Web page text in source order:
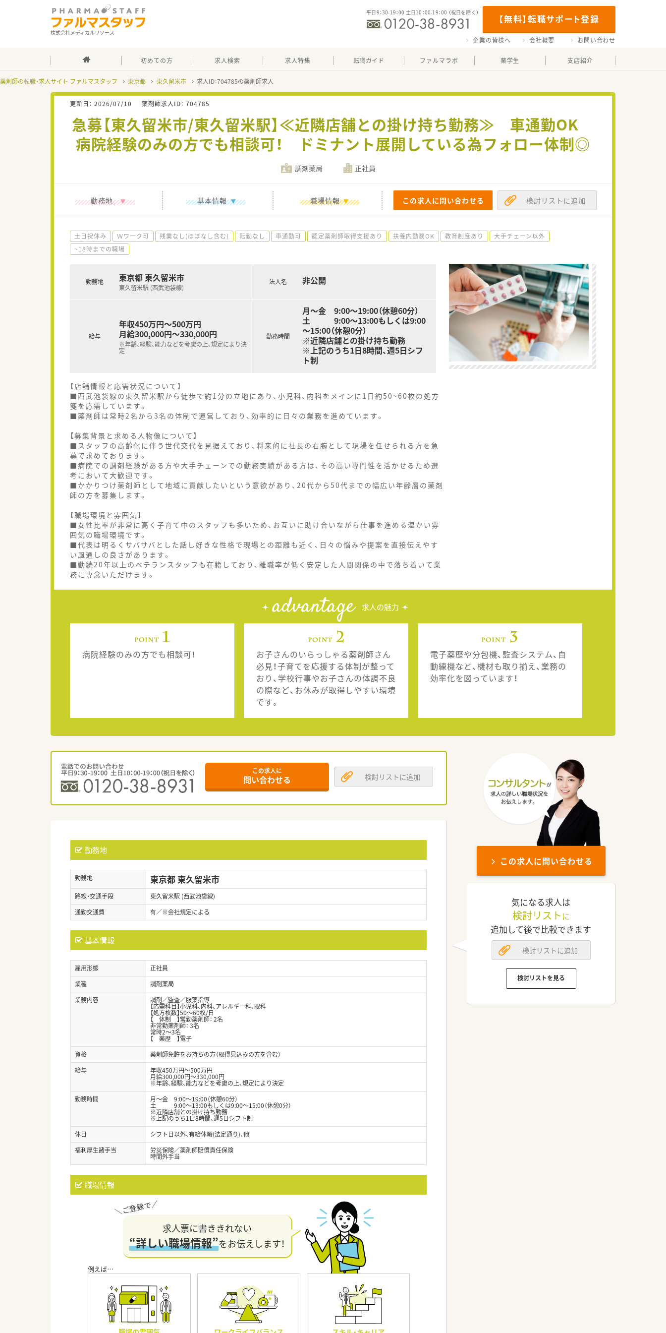
株式会社メディカルリソース
【無料】転職サポート登録
平日9：30-19：00 土日10：00-19：00 （祝日を除く）
企業の皆様へ 会社概要 お問い合わせ
初めての方 求人検索 求人特集 転職ガイド ファルマラボ 薬学生 支店紹介
薬剤師の転職・求人サイト ファルマスタッフ 東京都 東久留米市 求人ID：704785の薬剤師求人
更新日： 2026/07/10 薬剤師求人ID： 704785
急募【東久留米市/東久留米駅】≪近隣店舗との掛け持ち勤務≫ 車通勤OK
病院経験のみの方でも相談可！ ドミナント展開している為フォロー体制◎
調剤薬局 正社員
勤務地 基本情報 職場情報 この求人に問い合わせる 検討リストに追加
土日祝休み Ｗワーク可 残業なし(ほぼなし含む) 転勤なし 車通勤可 認定薬剤師取得支援あり 扶養内勤務OK 教育制度あり
大手チェーン以外
~18時までの職場
勤務地 東京都 東久留米市
東久留米駅 (西武池袋線)
給与
年収450万円～500万円
月給300,000円～330,000円
※年齢、経験、能力などを考慮の上、規定により決
定
法人名 非公開
勤務時間
月～金 9:00～19:00（休憩60分）
土 9:00～13:00もしくは9:00
～15:00（休憩0分）
※近隣店舗との掛け持ち勤務
※上記のうち1日8時間、週5日シフ
ト制
【店舗情報と応需状況について】
■西武池袋線の東久留米駅から徒歩で約1分の立地にあり、小児科、内科をメインに1日約50~60枚の処方
箋を応需しています。
■薬剤師は常時2名から3名の体制で運営しており、効率的に日々の業務を進めています。
【募集背景と求める人物像について】
■スタッフの高齢化に伴う世代交代を見据えており、将来的に社長の右腕として現場を任せられる方を急
募で求めております。
■病院での調剤経験がある方や大手チェーンでの勤務実績がある方は、その高い専門性を活かせるため選
考において大歓迎です。
■かかりつけ薬剤師として地域に貢献したいという意欲があり、20代から50代までの幅広い年齢層の薬剤
師の方を募集します。
【職場環境と雰囲気】
■女性比率が非常に高く子育て中のスタッフも多いため、お互いに助け合いながら仕事を進める温かい雰
囲気の職場環境です。
■代表は明るくサバサバとした話し好きな性格で現場との距離も近く、日々の悩みや提案を直接伝えやす
い風通しの良さがあります。
■勤続20年以上のベテランスタッフも在籍しており、離職率が低く安定した人間関係の中で落ち着いて業
務に専念いただけます。
advantage 求人の魅力
病院経験のみの方でも相談可！
お子さんのいらっしゃる薬剤師さん
必見！子育てを応援する体制が整って
おり、学校行事やお子さんの体調不良
の際など、お休みが取得しやすい環境
です。
電子薬歴や分包機、監査システム、自
動練機など、機材も取り揃え、業務の
効率化を図っています！
この求人に
問い合わせる 検討リストに追加
勤務地
勤務地 東京都 東久留米市
路線・交通手段
東久留米駅 (西武池袋線)
通勤交通費
有／※会社規定による
基本情報
雇用形態
正社員
業種
調剤薬局
業務内容
調剤／監査／服薬指導
【応需科目】小児科、内科、アレルギー科、眼科
【処方枚数】50～60枚/日
【 体制 】常勤薬剤師： 2名
非常勤薬剤師： 3名
常時2～3名
【 薬歴 】電子
資格
薬剤師免許をお持ちの方（取得見込みの方を含む）
給与
年収450万円～500万円
月給300,000円～330,000円
※年齢、経験、能力などを考慮の上、規定により決定
勤務時間
月～金 9:00～19:00（休憩60分）
土 9:00～13:00もしくは9:00～15:00（休憩0分）
※近隣店舗との掛け持ち勤務
※上記のうち1日8時間、週5日シフト制
休日
シフト日以外、有給休暇(法定通り)、他
福利厚生諸手当
労災保険／薬剤師賠償責任保険
時間外手当
職場情報
求人票に書ききれない
“詳しい職場情報”をお伝えします！
この求人に問い合わせる
気になる求人は
検討リスト に
追加して後で比較できます
検討リストに追加
検討リストを見る